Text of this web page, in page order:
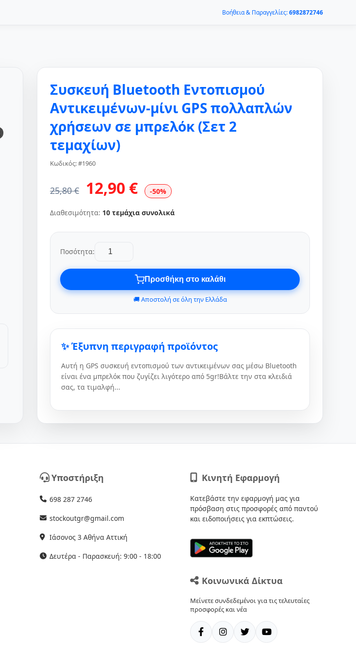
Βοήθεια & Παραγγελίες:6982872746
Συσκευή Bluetooth Εντοπισμού
Αντικειμένων-μίνι GPS πολλαπλών
χρήσεων σε μπρελόκ (Σετ 2
τεμαχίων)
Κωδικός: #1960
25,80 € 12,90 € -50%
Διαθεσιμότητα: 10 τεμάχια συνολικά
Ποσότητα:
Προσθήκη στο καλάθι
🚚 Αποστολή σε όλη την Ελλάδα
✨ Έξυπνη περιγραφή προϊόντος
Αυτή η GPS συσκευή εντοπισμού των αντικειμένων σας μέσω Bluetooth
είναι ένα μπρελόκ που ζυγίζει λιγότερο από 5gr!Βάλτε την στα κλειδιά
σας, τα τιμαλφή...
Υποστήριξη
698 287 2746
stockoutgr@gmail.com
Ιάσονος 3 Αθήνα Αττική
Δευτέρα - Παρασκευή: 9:00 - 18:00
Κινητή Εφαρμογή
Κατεβάστε την εφαρμογή μας για
πρόσβαση στις προσφορές από παντού
και ειδοποιήσεις για εκπτώσεις.
Κοινωνικά Δίκτυα
Μείνετε συνδεδεμένοι για τις τελευταίες
προσφορές και νέα